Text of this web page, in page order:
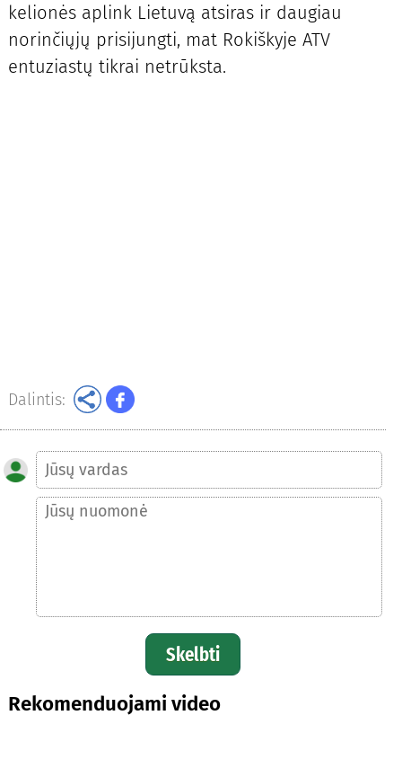
kelionės aplink Lietuvą atsiras ir daugiau
norinčiųjų prisijungti, mat Rokiškyje ATV
entuziastų tikrai netrūksta.
Dalintis:
Skelbti
Rekomenduojami video